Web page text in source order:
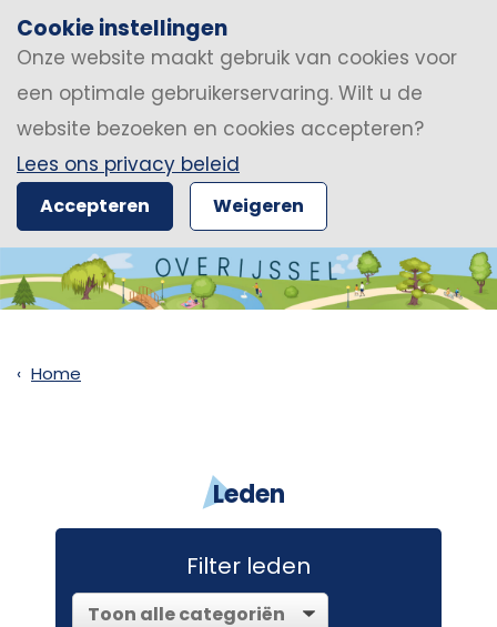
Cookie instellingen
Onze website maakt gebruik van cookies voor
een optimale gebruikerservaring. Wilt u de
website bezoeken en cookies accepteren?
Lees ons privacy beleid
Accepteren Weigeren
Home
Leden
Filter leden